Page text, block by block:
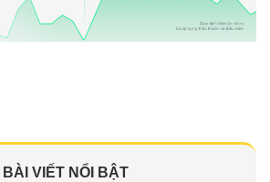
BÀI VIẾT NỔI BẬT